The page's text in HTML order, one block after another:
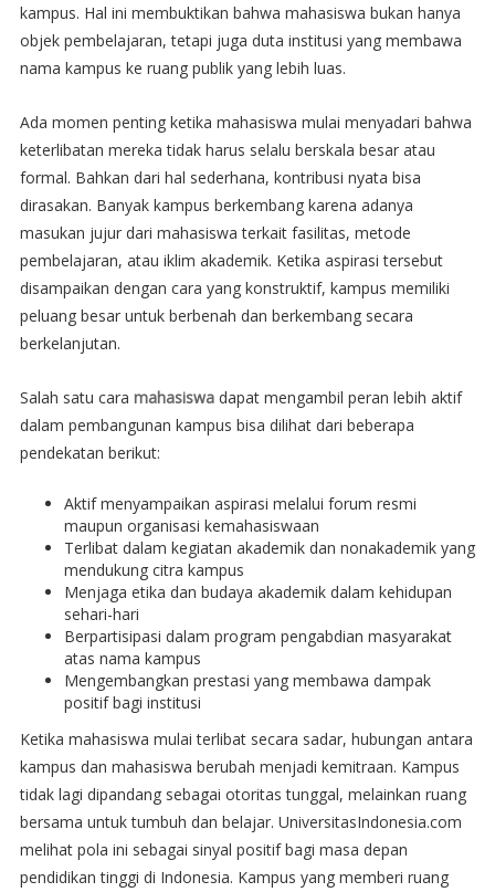
kampus. Hal ini membuktikan bahwa mahasiswa bukan hanya
objek pembelajaran, tetapi juga duta institusi yang membawa
nama kampus ke ruang publik yang lebih luas.
Ada momen penting ketika mahasiswa mulai menyadari bahwa
keterlibatan mereka tidak harus selalu berskala besar atau
formal. Bahkan dari hal sederhana, kontribusi nyata bisa
dirasakan. Banyak kampus berkembang karena adanya
masukan jujur dari mahasiswa terkait fasilitas, metode
pembelajaran, atau iklim akademik. Ketika aspirasi tersebut
disampaikan dengan cara yang konstruktif, kampus memiliki
peluang besar untuk berbenah dan berkembang secara
berkelanjutan.
Salah satu cara mahasiswa dapat mengambil peran lebih aktif
dalam pembangunan kampus bisa dilihat dari beberapa
pendekatan berikut:
Aktif menyampaikan aspirasi melalui forum resmi
maupun organisasi kemahasiswaan
Terlibat dalam kegiatan akademik dan nonakademik yang
mendukung citra kampus
Menjaga etika dan budaya akademik dalam kehidupan
sehari-hari
Berpartisipasi dalam program pengabdian masyarakat
atas nama kampus
Mengembangkan prestasi yang membawa dampak
positif bagi institusi
Ketika mahasiswa mulai terlibat secara sadar, hubungan antara
kampus dan mahasiswa berubah menjadi kemitraan. Kampus
tidak lagi dipandang sebagai otoritas tunggal, melainkan ruang
bersama untuk tumbuh dan belajar. UniversitasIndonesia.com
melihat pola ini sebagai sinyal positif bagi masa depan
pendidikan tinggi di Indonesia. Kampus yang memberi ruang